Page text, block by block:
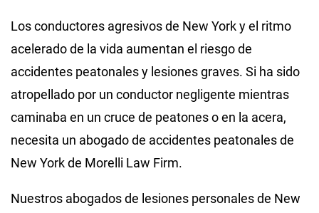
Los conductores agresivos de New York y el ritmo
acelerado de la vida aumentan el riesgo de
accidentes peatonales y lesiones graves. Si ha sido
atropellado por un conductor negligente mientras
caminaba en un cruce de peatones o en la acera,
necesita un abogado de accidentes peatonales de
New York de Morelli Law Firm.
Nuestros abogados de lesiones personales de New